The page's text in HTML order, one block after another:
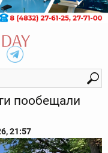
пообещали
21:57